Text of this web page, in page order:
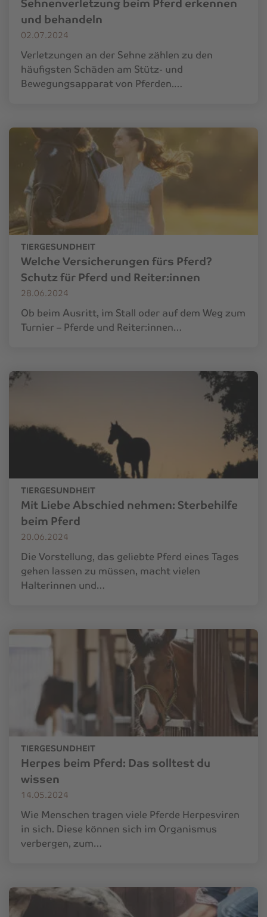
Sehnenverletzung beim Pferd erkennen
und behandeln
02.07.2024
Verletzungen an der Sehne zählen zu den
häufigsten Schäden am Stütz- und
Bewegungsapparat von Pferden.…
TIERGESUNDHEIT
Welche Versicherungen fürs Pferd?
Schutz für Pferd und Reiter:innen
28.06.2024
Ob beim Ausritt, im Stall oder auf dem Weg zum
Turnier – Pferde und Reiter:innen…
TIERGESUNDHEIT
Mit Liebe Abschied nehmen: Sterbehilfe
beim Pferd
20.06.2024
Die Vorstellung, das geliebte Pferd eines Tages
gehen lassen zu müssen, macht vielen
Halterinnen und…
TIERGESUNDHEIT
Herpes beim Pferd: Das solltest du
wissen
14.05.2024
Wie Menschen tragen viele Pferde Herpesviren
in sich. Diese können sich im Organismus
verbergen, zum…